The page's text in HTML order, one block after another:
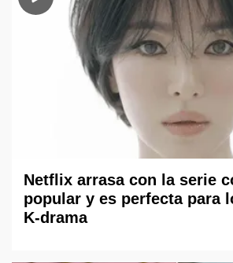
Netflix arrasa con la serie
popular y es perfecta para
K-drama